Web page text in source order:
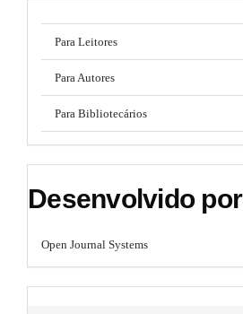
Para Leitores
Para Autores
Para Bibliotecários
Desenvolvido por
Open Journal Systems